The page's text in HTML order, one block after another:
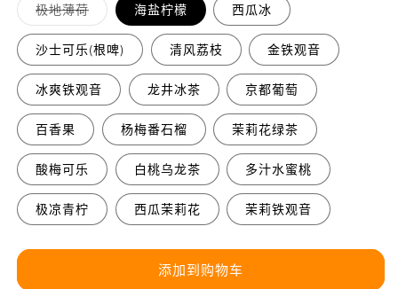
品
悦
刻
RELX
ACE
30000
口
超
大
容
量
冰
品
悦
刻
RELX
ACE
30000
口
超
大
容
量
冰
极地薄荷多
属
性
已
售
罄
或
不
可
用
海盐柠檬 西瓜冰
沙士可乐(根啤) 清风荔枝 金铁观音
冰爽铁观音 龙井冰茶 京都葡萄
百香果 杨梅番石榴 茉莉花绿茶
酸梅可乐 白桃乌龙茶 多汁水蜜桃
极凉青柠 西瓜茉莉花 茉莉铁观音
添加到购物车